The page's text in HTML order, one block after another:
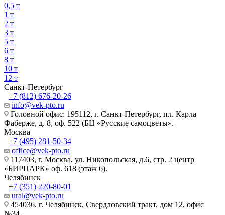
0,5 т
1 т
2 т
3 т
5 т
6 т
8 т
10 т
12 т
Санкт-Петербург
+7 (812) 676-20-26
info@vek-pto.ru
Головной офис: 195112, г. Санкт-Петербург, пл. Карла
Фаберже, д. 8, оф. 522 (БЦ «Русские самоцветы».
Москва
+7 (495) 281-50-34
office@vek-pto.ru
117403, г. Москва, ул. Никопольская, д.6, стр. 2 центр
«БИРПАРК» оф. 618 (этаж 6).
Челябинск
+7 (351) 220-80-01
ural@vek-pto.ru
454036, г. Челябинск, Свердловский тракт, дом 12, офис